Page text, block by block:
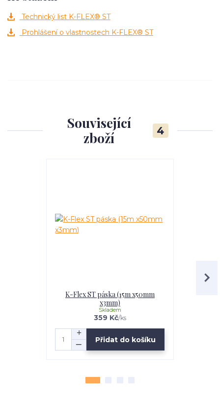
Technický list K-FLEX® ST
Prohlášení o vlastnostech K-FLEX® ST
Související
zboží
4
K-Flex ST páska (15m x50mm
x3mm)
359 Kč/ks
Skladem
Přidat do košíku